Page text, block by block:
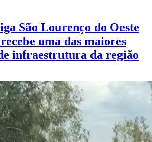
São Lourenço do Oeste
uma das maiores
infraestrutura da região